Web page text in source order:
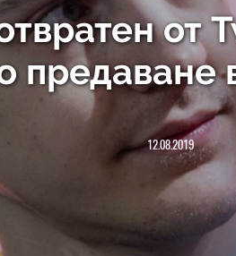
от
предаване
12.08.2019